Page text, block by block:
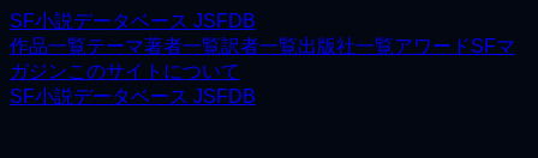
SF小説データベース JSFDB
作品一覧テーマ著者一覧訳者一覧出版社一覧アワードSFマ
ガジンこのサイトについて
SF小説データベース JSFDB